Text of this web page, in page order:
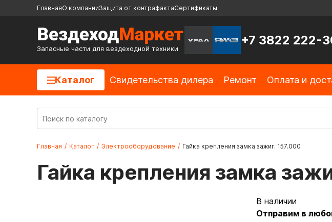
ГлавнаяО компанииЗащита от контрафактаСертификаты
Запасные части для вездеходной техники
+7 3822 222-
Каталог Cвидетельства дилера Ремонт Оплата и
Главная / Каталог / Электрооборудование / Гайка крепления замка зажиг. 157.000
Гайка крепления замка
В наличии
Отправим в